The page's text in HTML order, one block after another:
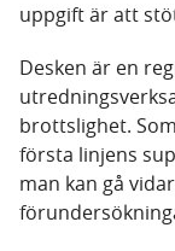
uppgift är att
Desken är en
brottslighet.
första linjens
man kan gå